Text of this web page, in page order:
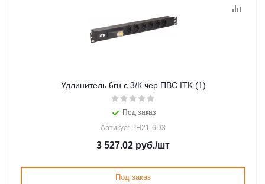
Удлинитель 6гн с 3/К чер ПВС ITK (1)
Под заказ
Артикул: PH21-6D3
3 527.02 руб./шт
Под заказ